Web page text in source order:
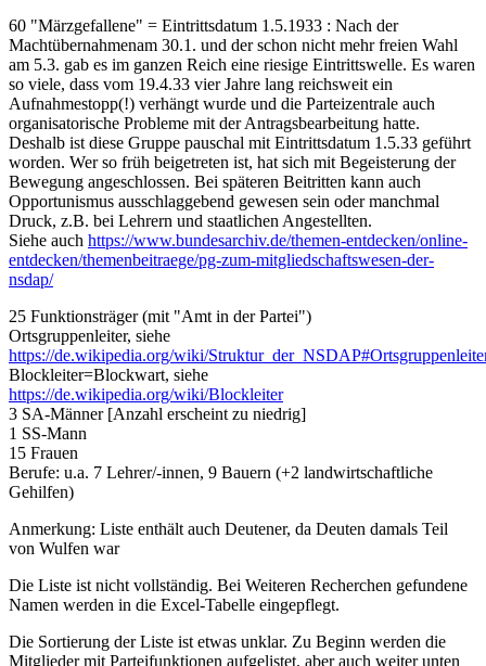
60 "Märzgefallene" = Eintrittsdatum 1.5.1933 : Nach der
Machtübernahmenam 30.1. und der schon nicht mehr freien Wahl
am 5.3. gab es im ganzen Reich eine riesige Eintrittswelle. Es waren
so viele, dass vom 19.4.33 vier Jahre lang reichsweit ein
Aufnahmestopp(!) verhängt wurde und die Parteizentrale auch
organisatorische Probleme mit der Antragsbearbeitung hatte.
Deshalb ist diese Gruppe pauschal mit Eintrittsdatum 1.5.33 geführt
worden. Wer so früh beigetreten ist, hat sich mit Begeisterung der
Bewegung angeschlossen. Bei späteren Beitritten kann auch
Opportunismus ausschlaggebend gewesen sein oder manchmal
Druck, z.B. bei Lehrern und staatlichen Angestellten.
Siehe auch https://www.bundesarchiv.de/themen-entdecken/online-
entdecken/themenbeitraege/pg-zum-mitgliedschaftswesen-der-
nsdap/
25 Funktionsträger (mit "Amt in der Partei")
Ortsgruppenleiter, siehe
https://de.wikipedia.org/wiki/
Blockleiter=Blockwart, siehe
https://de.wikipedia.org/wiki/Blockleiter
3 SA-Männer [Anzahl erscheint zu niedrig]
1 SS-Mann
15 Frauen
Berufe: u.a. 7 Lehrer/-innen, 9 Bauern (+2 landwirtschaftliche
Gehilfen)
Anmerkung: Liste enthält auch Deutener, da Deuten damals Teil
von Wulfen war
Die Liste ist nicht vollständig. Bei Weiteren Recherchen gefundene
Namen werden in die Excel-Tabelle eingepflegt.
Die Sortierung der Liste ist etwas unklar. Zu Beginn werden die
Mitglieder mit Parteifunktionen aufgelistet, aber auch weiter unten